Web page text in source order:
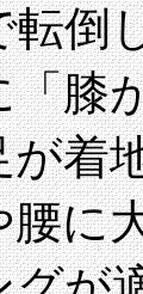
転倒
「膝
が着
腰に